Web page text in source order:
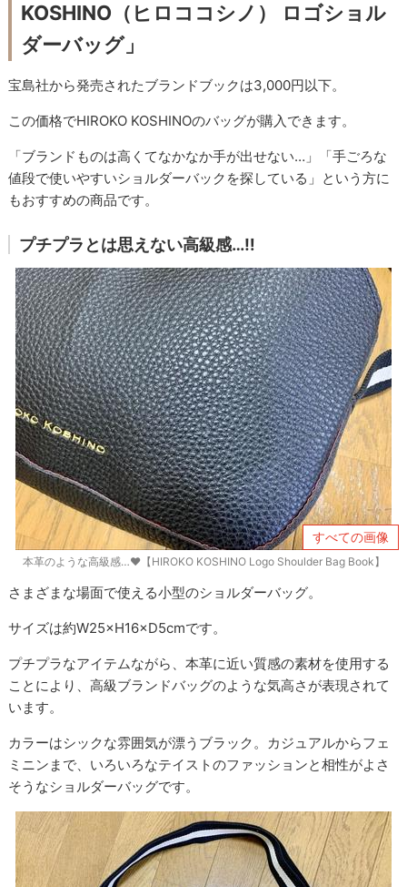
KOSHINO（ヒロココシノ） ロゴショル
ダーバッグ」
宝島社から発売されたブランドブックは3,000円以下。
この価格でHIROKO KOSHINOのバッグが購入できます。
「ブランドものは高くてなかなか手が出せない…」「手ごろな
値段で使いやすいショルダーバックを探している」という方に
もおすすめの商品です。
プチプラとは思えない高級感…‼
すべての画像
本革のような高級感…♥【HIROKO KOSHINO Logo Shoulder Bag Book】
さまざまな場面で使える小型のショルダーバッグ。
サイズは約W25×H16×D5cmです。
プチプラなアイテムながら、本革に近い質感の素材を使用する
ことにより、高級ブランドバッグのような気高さが表現されて
います。
カラーはシックな雰囲気が漂うブラック。カジュアルからフェ
ミニンまで、いろいろなテイストのファッションと相性がよさ
そうなショルダーバッグです。